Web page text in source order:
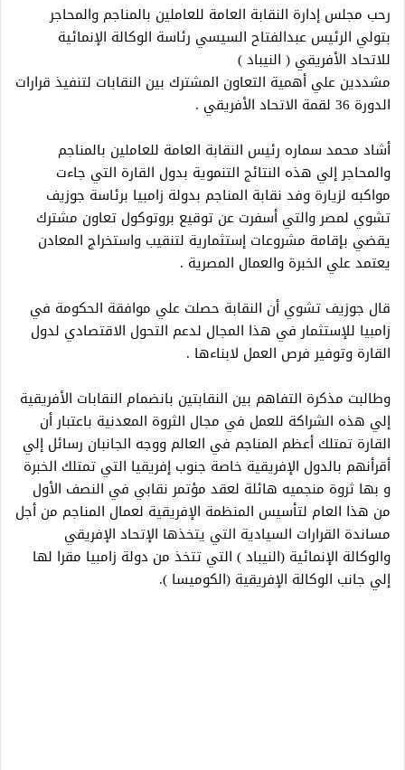
رحب مجلس إدارة النقابة العامة للعاملين بالمناجم والمحاجر
بتولي الرئيس عبدالفتاح السيسي رئاسة الوكالة الإنمائية
للاتحاد الأفريقي ( النيباد )
مشددين علي أهمية التعاون المشترك بين النقابات لتنفيذ قرارات
الدورة 36 لقمة الاتحاد الأفريقي .
أشاد محمد سماره رئيس النقابة العامة للعاملين بالمناجم
والمحاجر إلي هذه النتائج التنموية بدول القارة التي جاءت
مواكبه لزيارة وفد نقابة المناجم بدولة زامبيا برئاسة جوزيف
تشوي لمصر والتي أسفرت عن توقيع بروتوكول تعاون مشترك
يقضي بإقامة مشروعات إستثمارية لتنقيب واستخراج المعادن
يعتمد علي الخبرة والعمال المصرية .
قال جوزيف تشوي أن النقابة حصلت علي موافقة الحكومة في
زامبيا للإستثمار في هذا المجال لدعم التحول الاقتصادي لدول
القارة وتوفير فرص العمل لابناءها .
وطالبت مذكرة التفاهم بين النقابتين بانضمام النقابات الأفريقية
إلي هذه الشراكة للعمل في مجال الثروة المعدنية باعتبار أن
القارة تمتلك أعظم المناجم في العالم ووجه الجانبان رسائل إلي
أقرأنهم بالدول الإفريقية خاصة جنوب إفريقيا التي تمتلك الخبرة
و بها ثروة منجميه هائلة لعقد مؤتمر نقابي في النصف الأول
من هذا العام لتأسيس المنظمة الإفريقية لعمال المناجم من أجل
مساندة القرارات السيادية التي يتخذها الإتحاد الإفريقي
والوكالة الإنمائية (النيباد ) التي تتخذ من دولة زامبيا مقرا لها
إلي جانب الوكالة الإفريقية (الكوميسا ).